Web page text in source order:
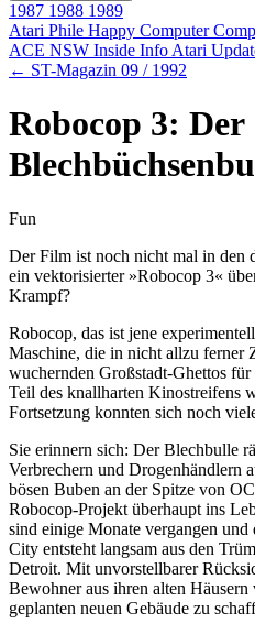
1987 1988 1989
Atari Phile Happy Computer
ACE NSW Inside Info Atari
← ST-Magazin 09 / 1992
Robocop 3: Der
Fun
Der Film ist noch nicht mal in den
ein vektorisierter »Robocop 3«
Krampf?
Robocop, das ist jene
Maschine, die in nicht allzu ferner
wuchernden Großstadt-Ghettos
Teil des knallharten Kinostreifens
Fortsetzung konnten sich noch
Sie erinnern sich: Der Blechbulle
Verbrechern und Drogenhändlern
bösen Buben an der Spitze von
Robocop-Projekt überhaupt ins
sind einige Monate vergangen
City entsteht langsam aus den
Detroit. Mit unvorstellbarer
Bewohner aus ihren alten
geplanten neuen Gebäude zu